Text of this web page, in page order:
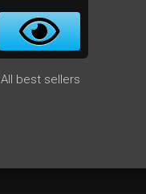
All best sellers